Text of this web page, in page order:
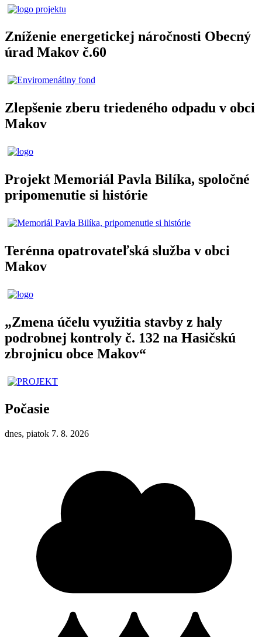
Zníženie energetickej náročnosti Obecný
úrad Makov č.60
Zlepšenie zberu triedeného odpadu v obci
Makov
Projekt Memoriál Pavla Bilíka, spoločné
pripomenutie si histórie
Terénna opatrovateľská služba v obci
Makov
„Zmena účelu využitia stavby z haly
podrobnej kontroly č. 132 na Hasičskú
zbrojnicu obce Makov“
Počasie
dnes, piatok 7. 8. 2026